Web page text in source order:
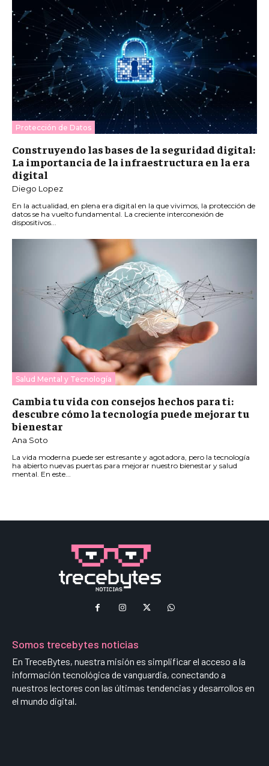
Protección de Datos
Construyendo las bases de la seguridad digital:
La importancia de la infraestructura en la era
digital
Diego Lopez
En la actualidad, en plena era digital en la que vivimos, la protección de
datos se ha vuelto fundamental. La creciente interconexión de
dispositivos...
Salud Mental y Tecnología
Cambia tu vida con consejos hechos para ti:
descubre cómo la tecnología puede mejorar tu
bienestar
Ana Soto
La vida moderna puede ser estresante y agotadora, pero la tecnología
ha abierto nuevas puertas para mejorar nuestro bienestar y salud
mental. En este...
Somos trecebytes noticias
En TreceBytes, nuestra misión es simplificar el acceso a la
información tecnológica de vanguardia, conectando a
nuestros lectores con las últimas tendencias y desarrollos en
el mundo digital.